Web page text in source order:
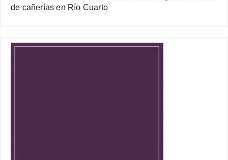
de cañerías en Río Cuarto